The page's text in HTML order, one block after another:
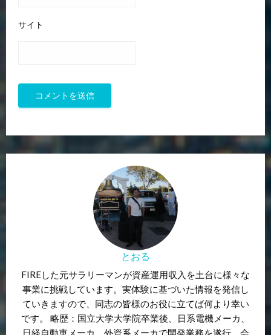
サイト
とおる
FIREした元サラリーマンが資産運用収入を土台に様々な
事業に挑戦しています。実体験に基づいた情報を発信し
ていきますので、同志の皆様のお役に立てば何より幸い
です。 略歴：国立大学大学院卒業後、日系電機メーカ、
日経自動車メーカ、外資系メーカで開発業務を遂行。会